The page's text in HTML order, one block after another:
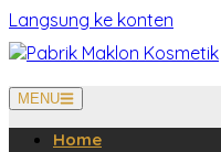
Langsung ke konten
MENU
Home